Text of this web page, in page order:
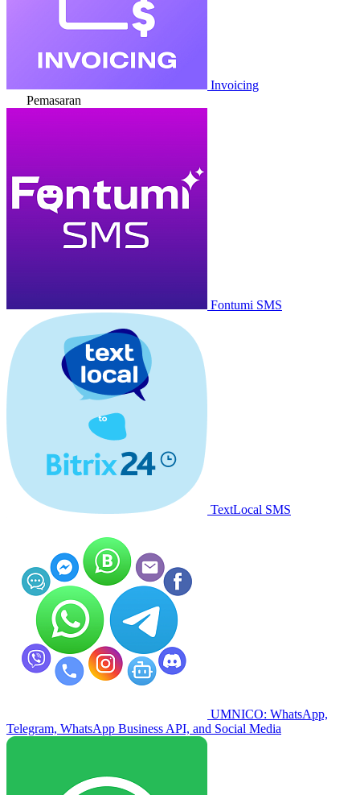
Invoicing
Pemasaran
Fontumi SMS
TextLocal SMS
UMNICO: WhatsApp,
Telegram, WhatsApp Business API, and Social Media